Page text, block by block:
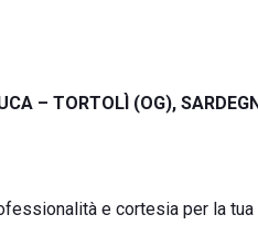
– TORTOLÌ (OG),
e cortesia per la tua